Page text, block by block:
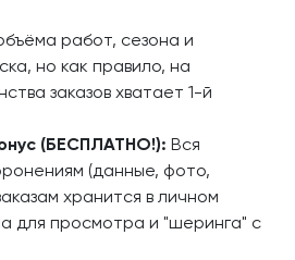
работ, сезона и
но как правило, на
заказов хватает 1-й
(БЕСПЛАТНО!): Вся
(данные, фото,
хранится в личном
для просмотра и "шеринга" с